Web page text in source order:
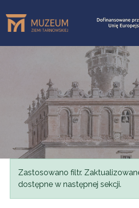
Komunikat
Zastosowano filtr.
dostępne w następnej sekcji.